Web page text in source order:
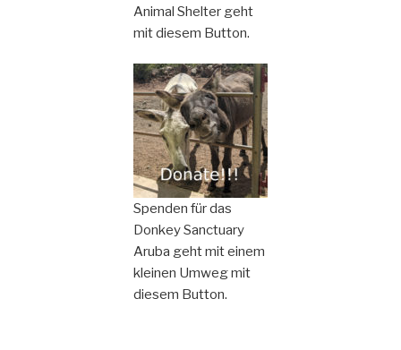
Animal Shelter geht
mit diesem Button.
Spenden für das
Donkey Sanctuary
Aruba geht mit einem
kleinen Umweg mit
diesem Button.